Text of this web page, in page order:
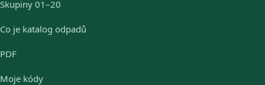
Skupiny 01–20
Co je katalog odpadů
PDF
Moje kódy